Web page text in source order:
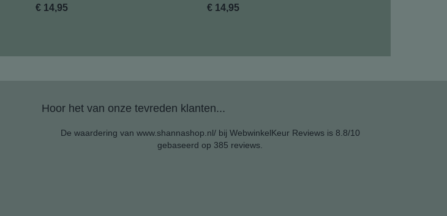
€ 14,95 € 14,95
Hoor het van onze tevreden klanten...
De waardering van www.shannashop.nl/ bij WebwinkelKeur Reviewsis 8.8/10
gebaseerd op 385 reviews.